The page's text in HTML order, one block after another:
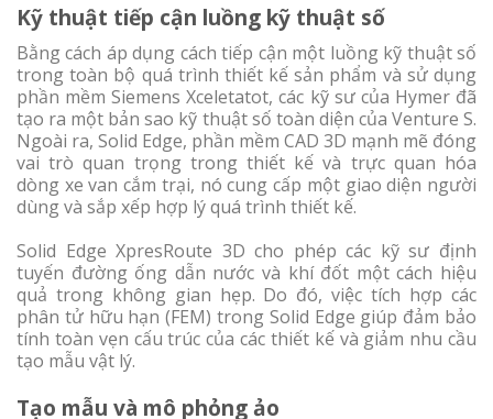
Kỹ thuật tiếp cận luồng kỹ thuật số
Bằng cách áp dụng cách tiếp cận một luồng kỹ thuật số
trong toàn bộ quá trình thiết kế sản phẩm và sử dụng
phần mềm Siemens Xceletatot, các kỹ sư của Hymer đã
tạo ra một bản sao kỹ thuật số toàn diện của Venture S.
Ngoài ra, Solid Edge, phần mềm CAD 3D mạnh mẽ đóng
vai trò quan trọng trong thiết kế và trực quan hóa
dòng xe van cắm trại, nó cung cấp một giao diện người
dùng và sắp xếp hợp lý quá trình thiết kế.
Solid Edge XpresRoute 3D cho phép các kỹ sư định
tuyến đường ống dẫn nước và khí đốt một cách hiệu
quả trong không gian hẹp. Do đó, việc tích hợp các
phân tử hữu hạn (FEM) trong Solid Edge giúp đảm bảo
tính toàn vẹn cấu trúc của các thiết kế và giảm nhu cầu
tạo mẫu vật lý.
Tạo mẫu và mô phỏng ảo